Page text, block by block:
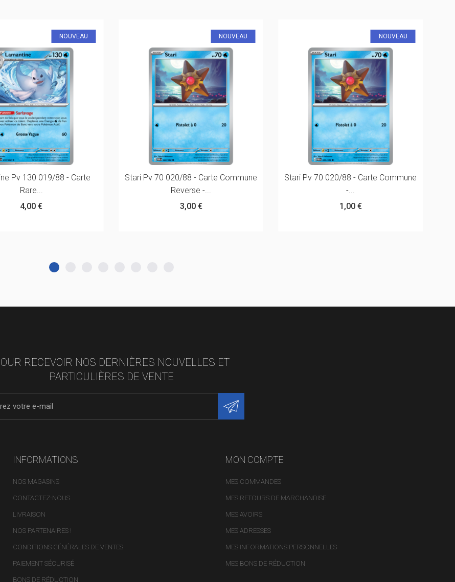
NOUVEAU
Pv 130 019/88 - Carte
Rare...
4,00 €
NOUVEAU
Stari Pv 70 020/88 - Carte Commune
Reverse -...
3,00 €
NOUVEAU
Stari Pv 70 020/88 - Carte Commune
-...
1,00 €
RECEVOIR NOS DERNIÈRES NOUVELLES ET
PARTICULIÈRES DE VENTE
INFORMATIONS
NOS MAGASINS
CONTACTEZ-NOUS
LIVRAISON
NOS PARTENAIRES !
CONDITIONS GÉNÉRALES DE VENTES
PAIEMENT SÉCURISÉ
BONS DE RÉDUCTION
MON COMPTE
MES COMMANDES
MES RETOURS DE MARCHANDISE
MES AVOIRS
MES ADRESSES
MES INFORMATIONS PERSONNELLES
MES BONS DE RÉDUCTION